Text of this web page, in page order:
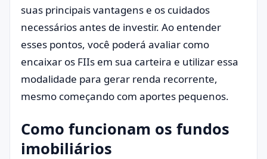
suas principais vantagens e os cuidados
necessários antes de investir. Ao entender
esses pontos, você poderá avaliar como
encaixar os FIIs em sua carteira e utilizar essa
modalidade para gerar renda recorrente,
mesmo começando com aportes pequenos.
Como funcionam os fundos
imobiliários